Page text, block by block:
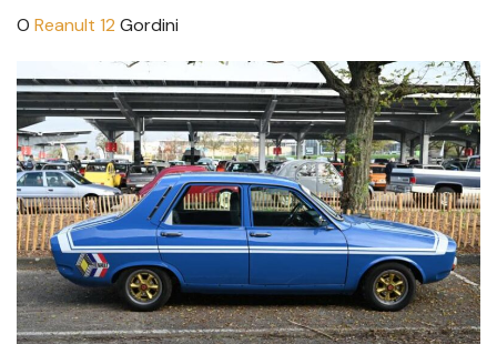
O Reanult 12 Gordini